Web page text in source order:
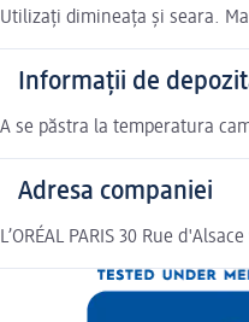
Utilizați dimineața și seara.
Informații de
A se păstra la temperatura
Adresa companiei
L’ORÉAL PARIS 30 Rue